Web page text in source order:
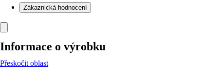
Zákaznická hodnocení
Informace o výrobku
Přeskočit oblast